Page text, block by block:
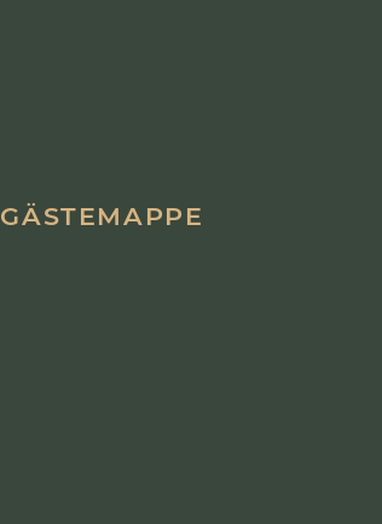
GÄSTEMAPPE